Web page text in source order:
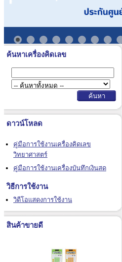
ค้นหาเครื่องคิดเลข
ดาวน์โหลด
คู่มือการใช้งานเครื่องคิดเลข
วิทยาศาสตร์
คู่มือการใช้งานเครื่องบันทึกเงินสด
วิธีการใช้งาน
วิดีโอแสดงการใช้งาน
สินค้าขายดี